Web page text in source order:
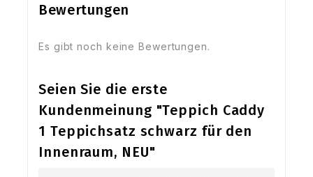
Bewertungen
Es gibt noch keine Bewertungen.
Seien Sie die erste
Kundenmeinung "Teppich Caddy
1 Teppichsatz schwarz für den
Innenraum, NEU"